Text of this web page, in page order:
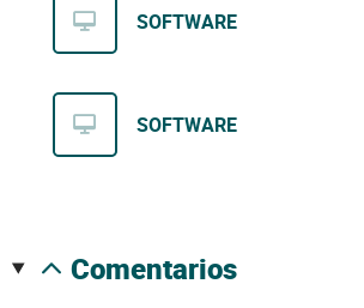
SOFTWARE
SOFTWARE
comentarios